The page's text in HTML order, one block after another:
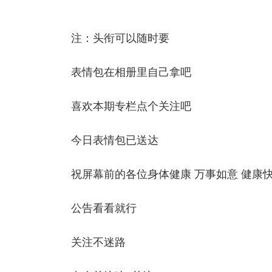
注：头衔可以随时要
表情包在相册里自己拿吧
喜欢本期专栏点个关注吧
今日表情包已送达
祝屏幕前的各位身体健康 万事如意 健康
公告看看就行
关注不迷路